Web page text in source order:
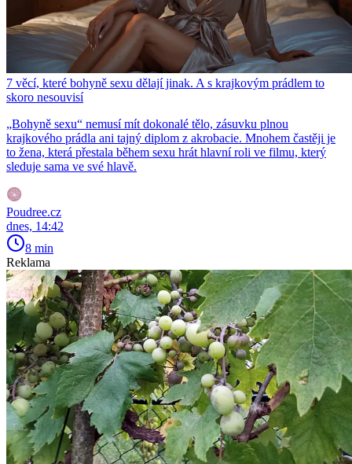
7 věcí, které bohyně sexu dělají jinak. A s krajkovým prádlem to
skoro nesouvisí
„Bohyně sexu“ nemusí mít dokonalé tělo, zásuvku plnou
krajkového prádla ani tajný diplom z akrobacie. Mnohem častěji je
to žena, která přestala během sexu hrát hlavní roli ve filmu, který
sleduje sama ve své hlavě.
Poudree.cz
dnes, 14:42
8 min
Reklama